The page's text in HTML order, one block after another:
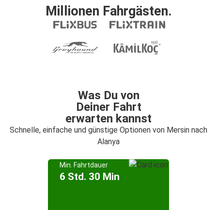
Millionen Fahrgästen.
Was Du von
Deiner Fahrt
erwarten kannst
Schnelle, einfache und günstige Optionen von Mersin nach
Alanya
Min. Fahrtdauer
6 Std. 30 Min